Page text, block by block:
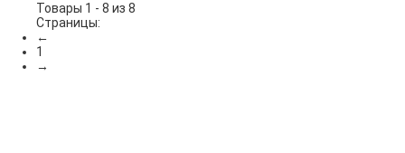
Товары 1 - 8 из 8
Страницы:
←
1
→